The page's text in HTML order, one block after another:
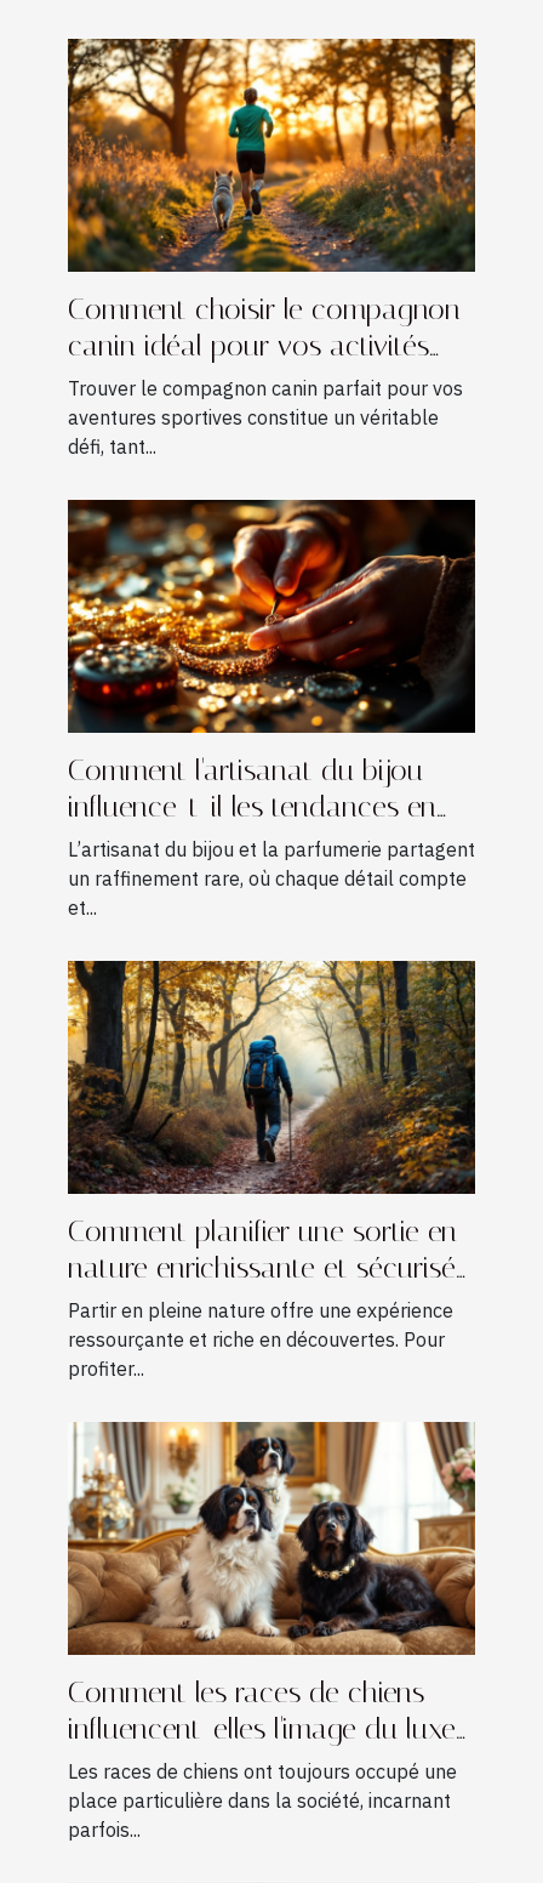
Comment choisir le compagnon
canin idéal pour vos activités
sportives ?
Trouver le compagnon canin parfait pour vos
aventures sportives constitue un véritable
défi, tant...
Comment l'artisanat du bijou
influence-t-il les tendances en
parfumerie ?
L’artisanat du bijou et la parfumerie partagent
un raffinement rare, où chaque détail compte
et...
Comment planifier une sortie en
nature enrichissante et sécurisée
?
Partir en pleine nature offre une expérience
ressourçante et riche en découvertes. Pour
profiter...
Comment les races de chiens
influencent-elles l'image du luxe
?
Les races de chiens ont toujours occupé une
place particulière dans la société, incarnant
parfois...